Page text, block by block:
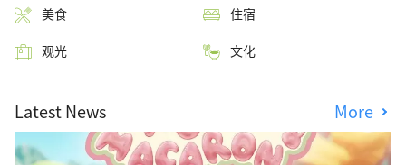
美食 住宿
观光 文化
Latest News More